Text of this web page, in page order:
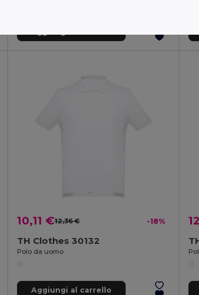
10,11 €12,36 € -18%
TH Clothes 30132
Polo da uomo
Aggiungi al carrello